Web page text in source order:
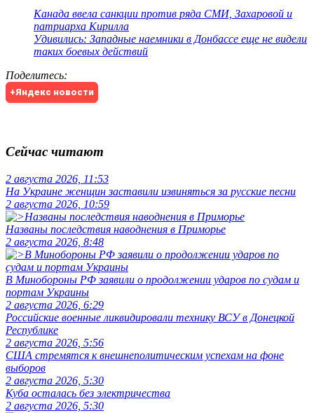
Канада ввела санкции против ряда СМИ, Захаровой и
патриарха Кирилла
Удивились: Западные наемники в Донбассе еще не видели
таких боевых действий
Поделитесь:
+Яндекс новости
Сейчас читают
2 августа 2026, 11:53
На Украине женщин заставили извиняться за русские песни
2 августа 2026, 10:59
Названы последствия наводнения в Приморье
2 августа 2026, 8:48
В Минобороны РФ заявили о продолжении ударов по судам и
портам Украины
2 августа 2026, 6:29
Российские военные ликвидировали технику ВСУ в Донецкой
Республике
2 августа 2026, 5:56
США стремятся к внешнеполитическим успехам на фоне
выборов
2 августа 2026, 5:30
Куба осталась без электричества
2 августа 2026, 5:30